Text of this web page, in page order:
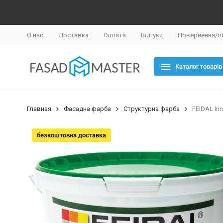
О нас Доставка Оплата Відгуки Повернення/
Каталог товарів
Главная Фасадна фарба Структурна фарба FEIDAL
безкоштовна доставка